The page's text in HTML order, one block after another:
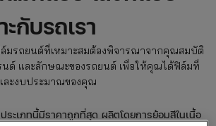
ะกับรถเรา
ยนต์ที่เหมาะสมต้องพิจารณาจากคุณสมบัติ
ด์ และลักษณะของรถยนต์ เพื่อให้คุณได้ฟิล์มที่
ละงบประมาณของคุณ
ระเภทนี้มีราคาถูกที่สุด ผลิตโดยการย้อมสีในเนื้อ